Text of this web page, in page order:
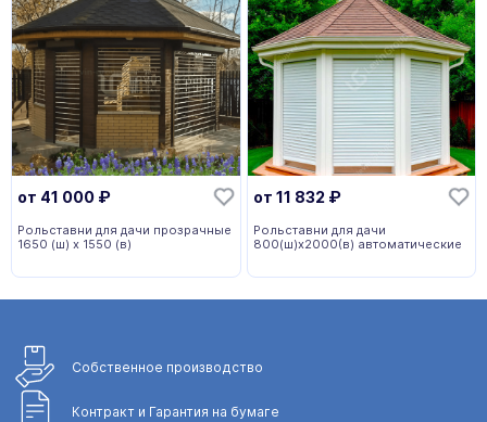
от 41 000 ₽
Рольставни для дачи прозрачные
1650 (ш) х 1550 (в)
от 11 832 ₽
Рольставни для дачи
800(ш)x2000(в) автоматические
Собственное производство
Контракт и Гарантия на бумаге